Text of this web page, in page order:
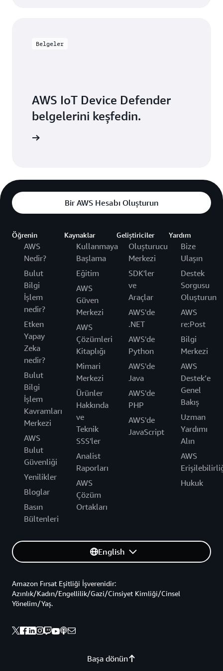
Belgeler
AWS IoT Device Defender
belgelerini keşfedin.
Bir AWS Hesabı Oluşturun
Öğrenin
AWS
Nedir?
Bulut
Bilgi
İşlem
nedir?
Etken
Yapay
Zeka
nedir?
Bulut
Bilgi
İşlem
Kavramları
Merkezi
AWS
Bulut
Güvenliği
Yenilikler
Bloglar
Basın
Bültenleri
Kaynaklar
Kullanmaya
Başlama
Eğitim
AWS
Güven
Merkezi
AWS
Çözümleri
Kitaplığı
Mimari
Merkezi
Ürünler
Hakkında
ve
Teknik
SSS'ler
Analist
Raporları
AWS
Çözüm
Ortakları
Geliştiriciler
Oluşturucu
Merkezi
SDK'ler
ve
Araçlar
AWS'de
.NET
AWS'de
Python
AWS'de
Java
AWS'de
PHP
AWS'de
JavaScript
Yardım
Bize
Ulaşın
Destek
Sorgusu
Oluşturun
AWS
re:Post
Bilgi
Merkezi
AWS
Destek’e
Genel
Bakış
Uzman
Yardımı
Alın
AWS
Hukuk
English
Başa dönün
Amazon Fırsat Eşitliği İşverenidir:
Azınlık/Kadın/Engellilik/Gazi/Cinsiyet Kimliği/Cinsel
Yönelim/Yaş.